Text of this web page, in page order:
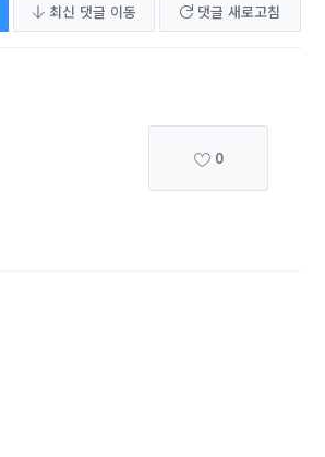
최신 댓글 이동 댓글 새로고침
0